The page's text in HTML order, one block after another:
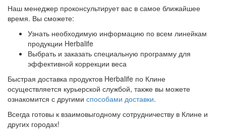
Наш менеджер проконсультирует вас в самое ближайшее
время. Вы сможете:
Узнать необходимую информацию по всем линейкам
продукции Herbalife
Выбрать и заказать специальную программу для
эффективной коррекции веса
Быстрая доставка продуктов Herbalife по Клине
осуществляется курьерской службой, также вы можете
ознакомится с другими способами доставки.
Всегда готовы к взаимовыгодному сотрудничеству в Клине и
других городах!